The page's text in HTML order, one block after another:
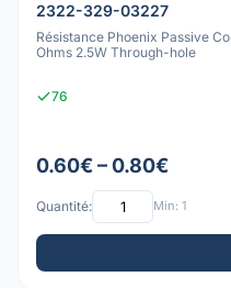
2322-329-03227
Résistance Phoenix Passive
Ohms 2.5W Through-hole
76
0.60€ – 0.80€
Quantité: Min: 1